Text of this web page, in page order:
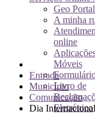
Geo Portal
A minha
online
Móveis
Livro de
Eletrónico
Entrada
Município
Comunicação
Dia